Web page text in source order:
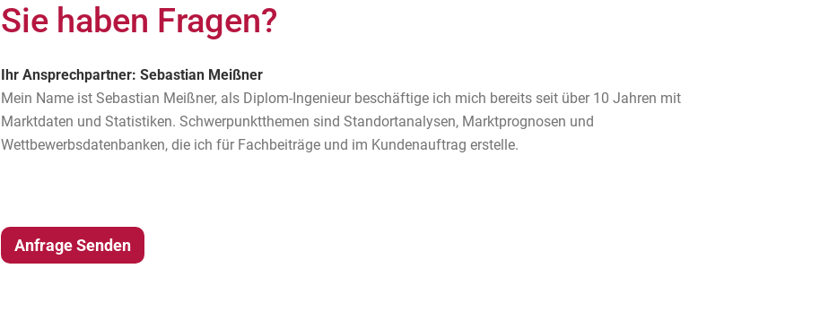
Sie haben Fragen?
Ihr Ansprechpartner: Sebastian Meißner
Mein Name ist Sebastian Meißner, als Diplom-Ingenieur beschäftige ich mich bereits seit über 10 Jahren mit
Marktdaten und Statistiken. Schwerpunktthemen sind Standortanalysen, Marktprognosen und
Wettbewerbsdatenbanken, die ich für Fachbeiträge und im Kundenauftrag erstelle.
Anfrage Senden